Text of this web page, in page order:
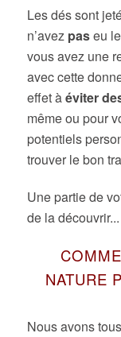
Les dés sont
n’avez paseu
vous avez une
avec cette
effet àéviter
même ou pour
potentiels
trouver le bon
Une partie de
de la découvrir...
NATURE
Nous avons